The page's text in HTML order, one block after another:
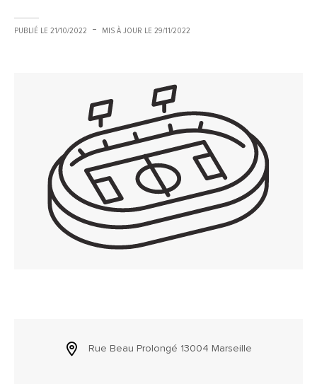
PUBLIÉ LE 21/10/2022 MIS À JOUR LE 29/11/2022
Rue Beau Prolongé 13004 Marseille